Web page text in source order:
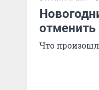
отменить
Что